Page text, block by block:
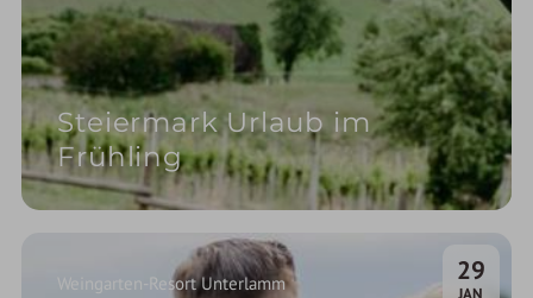
Steiermark Urlaub im
Frühling
29
JAN
Weingarten-Resort Unterlamm